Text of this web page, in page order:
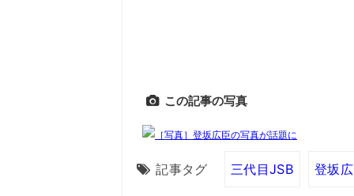
この記事の写真
記事タグ 三代目JSB 登坂